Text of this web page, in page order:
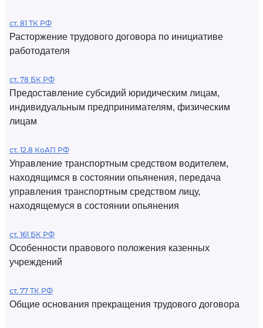
ст. 81 ТК РФ
Расторжение трудового договора по инициативе
работодателя
ст. 78 БК РФ
Предоставление субсидий юридическим лицам,
индивидуальным предпринимателям, физическим
лицам
ст. 12.8 КоАП РФ
Управление транспортным средством водителем,
находящимся в состоянии опьянения, передача
управления транспортным средством лицу,
находящемуся в состоянии опьянения
ст. 161 БК РФ
Особенности правового положения казенных
учреждений
ст. 77 ТК РФ
Общие основания прекращения трудового договора